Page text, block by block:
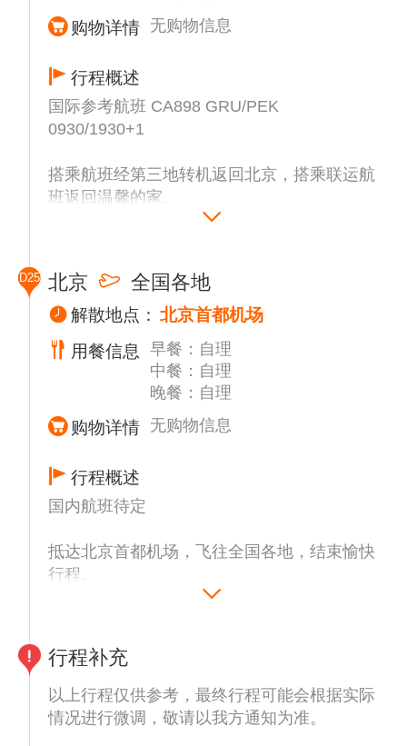
后搭乘航班前往圣保罗。
购物详情 无购物信息
行程概述
国际参考航班 CA898 GRU/PEK
0930/1930+1
搭乘航班经第三地转机返回北京，搭乘联运航
班返回温馨的家。
D25 北京 全国各地
解散地点： 北京首都机场
用餐信息
早餐：自理
中餐：自理
晚餐：自理
购物详情 无购物信息
行程概述
国内航班待定
抵达北京首都机场，飞往全国各地，结束愉快
行程。
行程补充
以上行程仅供参考，最终行程可能会根据实际
情况进行微调，敬请以我方通知为准。